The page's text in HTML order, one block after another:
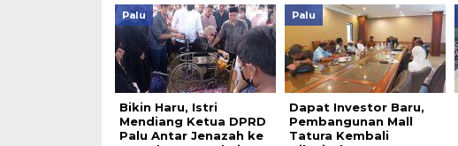
Palu
Bikin Haru, Istri
Mendiang Ketua DPRD
Palu Antar Jenazah ke
Palu
Dapat Investor Baru,
Pembangunan Mall
Tatura Kembali